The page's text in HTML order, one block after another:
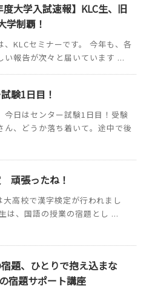
度大学入試速報】KLC生、旧
学制覇！
、KLCセミナーです。 今年も、各
い報告が次々と届いています ...
験1日目！
今日はセンター試験1日目！受験
ん、どうか落ち着いて。途中で後
頑張ったね！
高校で漢字検定が行われまし
は、国語の授業の宿題とし ...
題、ひとりで抱え込まな
宿題サポート講座